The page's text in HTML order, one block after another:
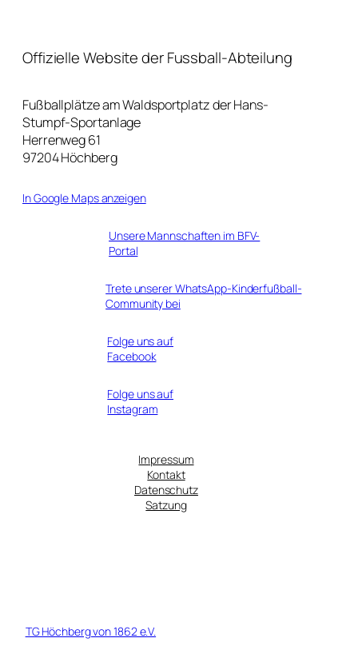
Offizielle Website der Fussball-Abteilung
Fußballplätze am Waldsportplatz der Hans-
Stumpf-Sportanlage
Herrenweg 61
97204 Höchberg
In Google Maps anzeigen
Unsere Mannschaften im BFV-
Portal
Trete unserer WhatsApp-Kinderfußball-
Community bei
Folge uns auf
Facebook
Folge uns auf
Instagram
Impressum
Kontakt
Datenschutz
Satzung
TG Höchberg von 1862 e.V.